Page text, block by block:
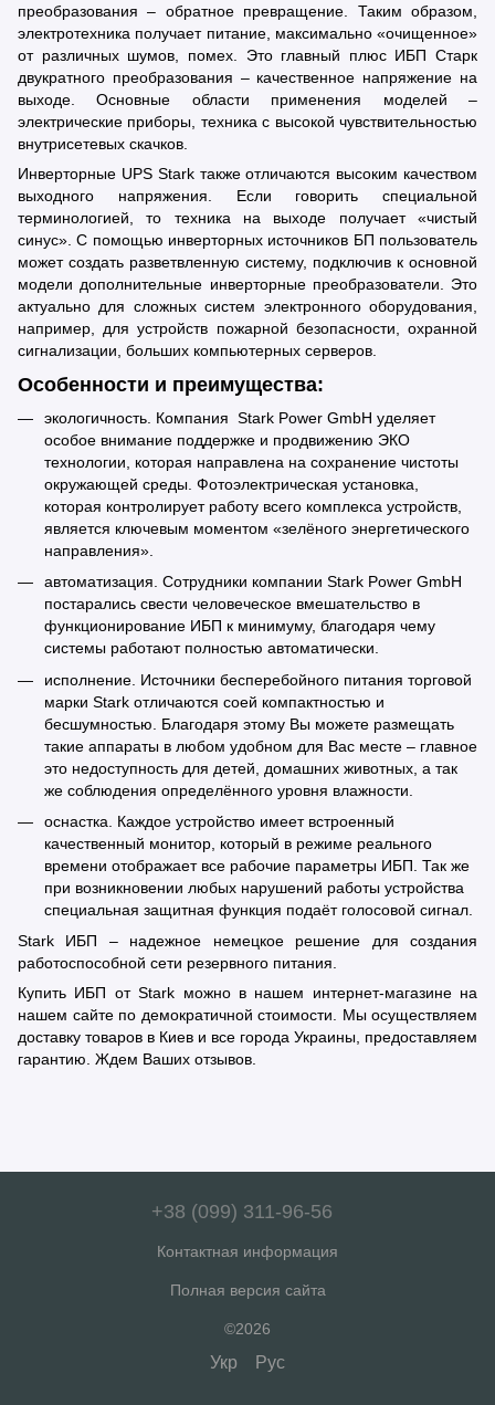
преобразования – обратное превращение. Таким образом,
электротехника получает питание, максимально «очищенное»
от различных шумов, помех. Это главный плюс ИБП Старк
двукратного преобразования – качественное напряжение на
выходе. Основные области применения моделей –
электрические приборы, техника с высокой чувствительностью
внутрисетевых скачков.
Инверторные UPS Stark также отличаются высоким качеством
выходного напряжения. Если говорить специальной
терминологией, то техника на выходе получает «чистый
синус». С помощью инверторных источников БП пользователь
может создать разветвленную систему, подключив к основной
модели дополнительные инверторные преобразователи. Это
актуально для сложных систем электронного оборудования,
например, для устройств пожарной безопасности, охранной
сигнализации, больших компьютерных серверов.
Особенности и преимущества:
экологичность. Компания Stark Power GmbH уделяет
особое внимание поддержке и продвижению ЭКО
технологии, которая направлена на сохранение чистоты
окружающей среды. Фотоэлектрическая установка,
которая контролирует работу всего комплекса устройств,
является ключевым моментом «зелёного энергетического
направления».
автоматизация. Сотрудники компании Stark Power GmbH
постарались свести человеческое вмешательство в
функционирование ИБП к минимуму, благодаря чему
системы работают полностью автоматически.
исполнение. Источники бесперебойного питания торговой
марки Stark отличаются соей компактностью и
бесшумностью. Благодаря этому Вы можете размещать
такие аппараты в любом удобном для Вас месте – главное
это недоступность для детей, домашних животных, а так
же соблюдения определённого уровня влажности.
оснастка. Каждое устройство имеет встроенный
качественный монитор, который в режиме реального
времени отображает все рабочие параметры ИБП. Так же
при возникновении любых нарушений работы устройства
специальная защитная функция подаёт голосовой сигнал.
Stark ИБП – надежное немецкое решение для создания
работоспособной сети резервного питания.
Купить ИБП от Stark можно в нашем интернет-магазине на
нашем сайте по демократичной стоимости. Мы осуществляем
доставку товаров в Киев и все города Украины, предоставляем
гарантию. Ждем Ваших отзывов.
+38 (099) 311-96-56
Контактная информация
Полная версия сайта
©2026
Укр Рус